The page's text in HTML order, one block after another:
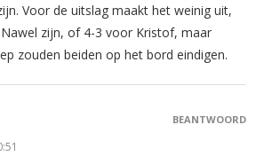
Voor de uitslag maakt het weinig uit,
zijn, of 4-3 voor Kristof, maar
zouden beiden op het bord eindigen.
BEANTWOORD